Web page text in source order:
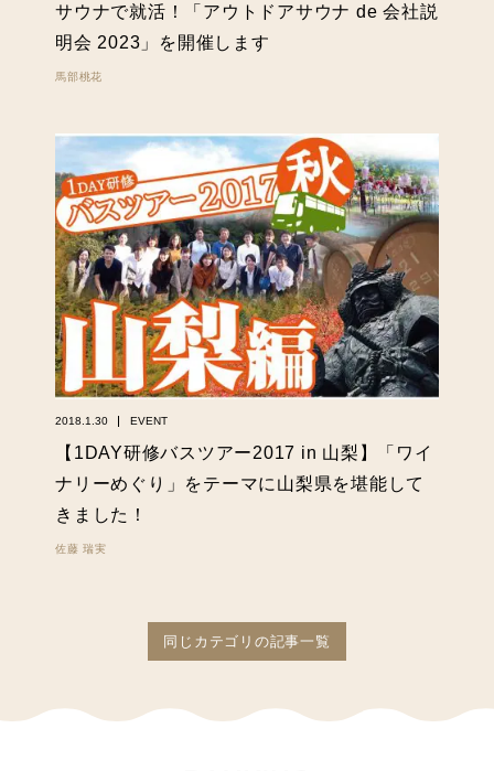
サウナで就活！「アウトドアサウナ de 会社説
明会 2023」を開催します
馬部桃花
2018.1.30 EVENT
【1DAY研修バスツアー2017 in 山梨】「ワイ
ナリーめぐり」をテーマに山梨県を堪能して
きました！
佐藤 瑞実
同じカテゴリの記事一覧